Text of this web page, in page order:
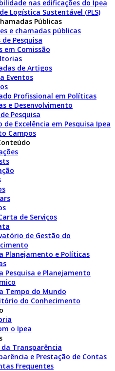
nas edificações do Ipea
Logística Sustentável (PLS)
Públicas
e chamadas públicas
de Pesquisa
em Comissão
de Artigos
Eventos
Profissional em Políticas
e Desenvolvimento
Pesquisa
de Excelência em Pesquisa Ipea
Campos
de Serviços
de Gestão do
Planejamento e Políticas
Pesquisa e Planejamento
Tempo do Mundo
do Conhecimento
o Ipea
Transparência
e Prestação de Contas
Frequentes